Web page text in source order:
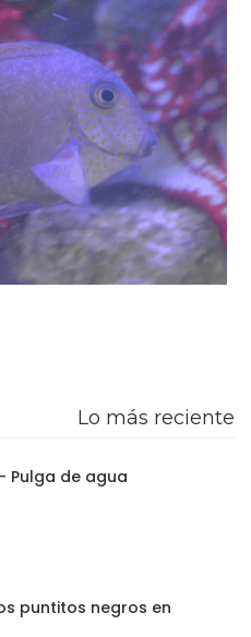
Lo más reciente
Pulga de agua
puntitos negros en